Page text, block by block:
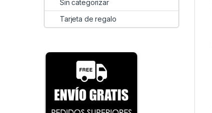
Sin categorizar
Tarjeta de regalo